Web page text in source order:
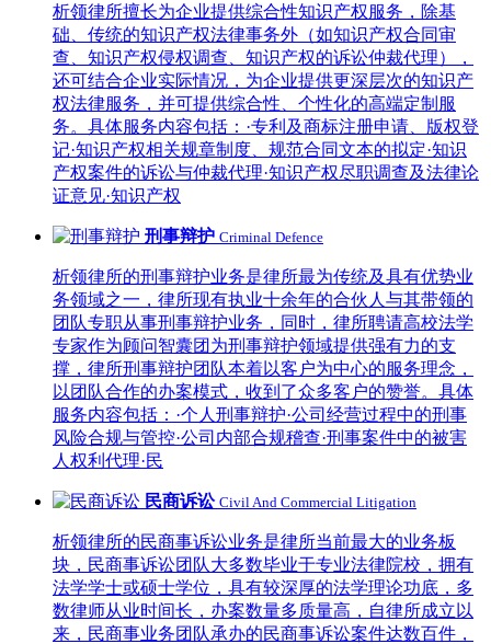
析领律所擅长为企业提供综合性知识产权服务，除基
础、传统的知识产权法律事务外（如知识产权合同审
查、知识产权侵权调查、知识产权的诉讼仲裁代理），
还可结合企业实际情况，为企业提供更深层次的知识产
权法律服务，并可提供综合性、个性化的高端定制服
务。具体服务内容包括：·专利及商标注册申请、版权登
记·知识产权相关规章制度、规范合同文本的拟定·知识
产权案件的诉讼与仲裁代理·知识产权尽职调查及法律论
证意见·知识产权
刑事辩护 Criminal Defence
析领律所的刑事辩护业务是律所最为传统及具有优势业
务领域之一，律所现有执业十余年的合伙人与其带领的
团队专职从事刑事辩护业务，同时，律所聘请高校法学
专家作为顾问智囊团为刑事辩护领域提供强有力的支
撑，律所刑事辩护团队本着以客户为中心的服务理念，
以团队合作的办案模式，收到了众多客户的赞誉。具体
服务内容包括：·个人刑事辩护·公司经营过程中的刑事
风险合规与管控·公司内部合规稽查·刑事案件中的被害
人权利代理·民
民商诉讼 Civil And Commercial Litigation
析领律所的民商事诉讼业务是律所当前最大的业务板
块，民商事诉讼团队大多数毕业于专业法律院校，拥有
法学学士或硕士学位，具有较深厚的法学理论功底，多
数律师从业时间长，办案数量多质量高，自律所成立以
来，民商事业务团队承办的民商事诉讼案件达数百件，